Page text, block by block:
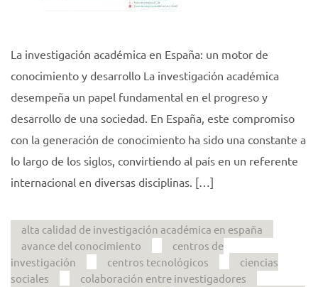
La investigación académica en España: un motor de
conocimiento y desarrollo La investigación académica
desempeña un papel fundamental en el progreso y
desarrollo de una sociedad. En España, este compromiso
con la generación de conocimiento ha sido una constante a
lo largo de los siglos, convirtiendo al país en un referente
internacional en diversas disciplinas. […]
alta calidad de investigación académica en españa
avance del conocimiento
centros de
investigación
centros tecnológicos
ciencias
sociales
colaboración entre investigadores